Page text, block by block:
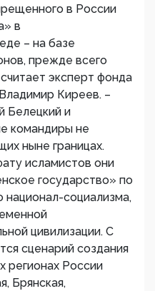
в России
в
– на базе
прежде всего
эксперт фонда
Киреев. –
Белецкий и
командиры не
ныне границах.
исламистов они
государство» по
национал-социализма,
цивилизации. С
сценарий создания
регионах России
Брянская,